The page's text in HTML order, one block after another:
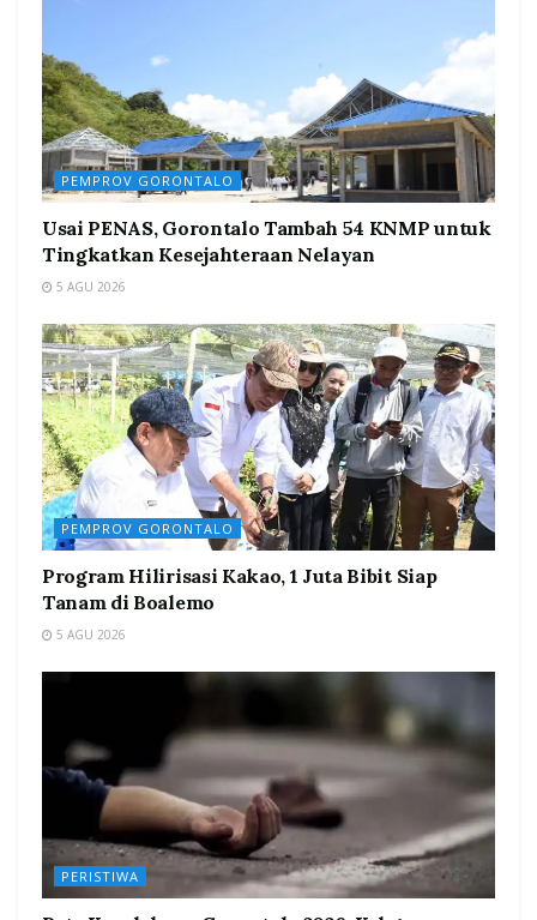
PEMPROV GORONTALO
Usai PENAS, Gorontalo Tambah 54 KNMP untuk
Tingkatkan Kesejahteraan Nelayan
5 AGU 2026
PEMPROV GORONTALO
Program Hilirisasi Kakao, 1 Juta Bibit Siap
Tanam di Boalemo
5 AGU 2026
PERISTIWA